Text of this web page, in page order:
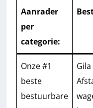
Aanrader
per
categorie:
Onze #1
beste
bestuurbare